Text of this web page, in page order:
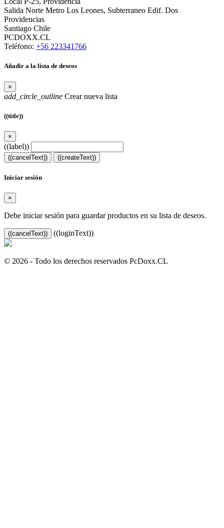
Salida Norte Metro Los Leones, Subterraneo Edif. Dos
Providencias
Santiago Chile
PCDOXX.CL
Teléfono: +56 223341766
Añadir a la lista de deseos
×
add_circle_outline Crear nueva lista
((title))
×
((label))
((cancelText)) ((createText))
Iniciar sesión
×
Debe iniciar sesión para guardar productos en su lista de deseos.
((cancelText)) ((loginText))
© 2026 - Todo los derechos reservados PcDoxx.CL